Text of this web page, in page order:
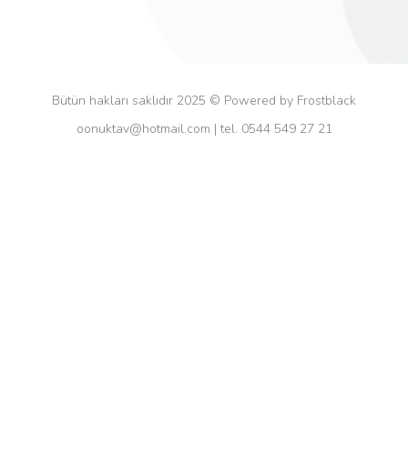
Bütün hakları saklıdır 2025 © Powered by Frostblack
oonuktav@hotmail.com | tel. 0544 549 27 21